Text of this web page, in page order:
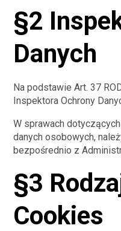
§2
Danych
Na podstawie Art. 37
Inspektora Ochrony
W sprawach
danych osobowych,
bezpośrednio z
§3
Cookies